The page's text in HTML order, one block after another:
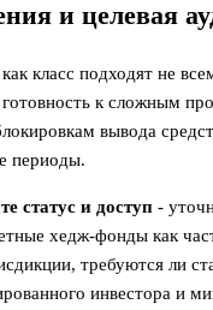
и целевая
класс подходят не
к сложным
вывода
периоды.
статус и доступ -
хедж‑фонды как
требуются ли
инвестора и